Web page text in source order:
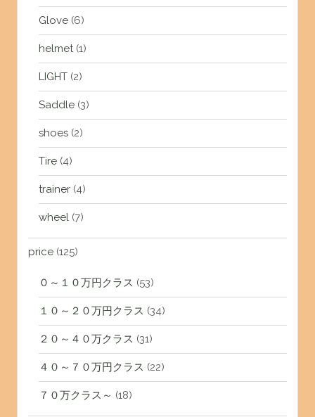
Glove(6)
helmet(1)
LIGHT(2)
Saddle(3)
shoes(2)
Tire(4)
trainer(4)
wheel(7)
price(125)
０～１０万円クラス (53)
１０～２０万円クラス (34)
２０～４０万クラス (31)
４０～７０万円クラス (22)
７０万クラス～ (18)